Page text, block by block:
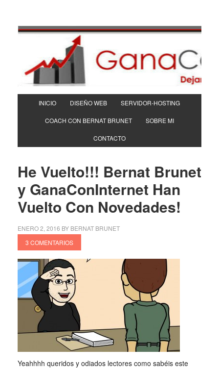
INICIO DISEÑO WEB SERVIDOR-HOSTING
COACH CON BERNAT BRUNET SOBRE MI
CONTACTO
He Vuelto!!! Bernat Brunet
y GanaConInternet Han
Vuelto Con Novedades!
ENERO 2, 2016 BY BERNAT BRUNET
3 COMENTARIOS
Yeahhhh queridos y odiados lectores como sabéis este